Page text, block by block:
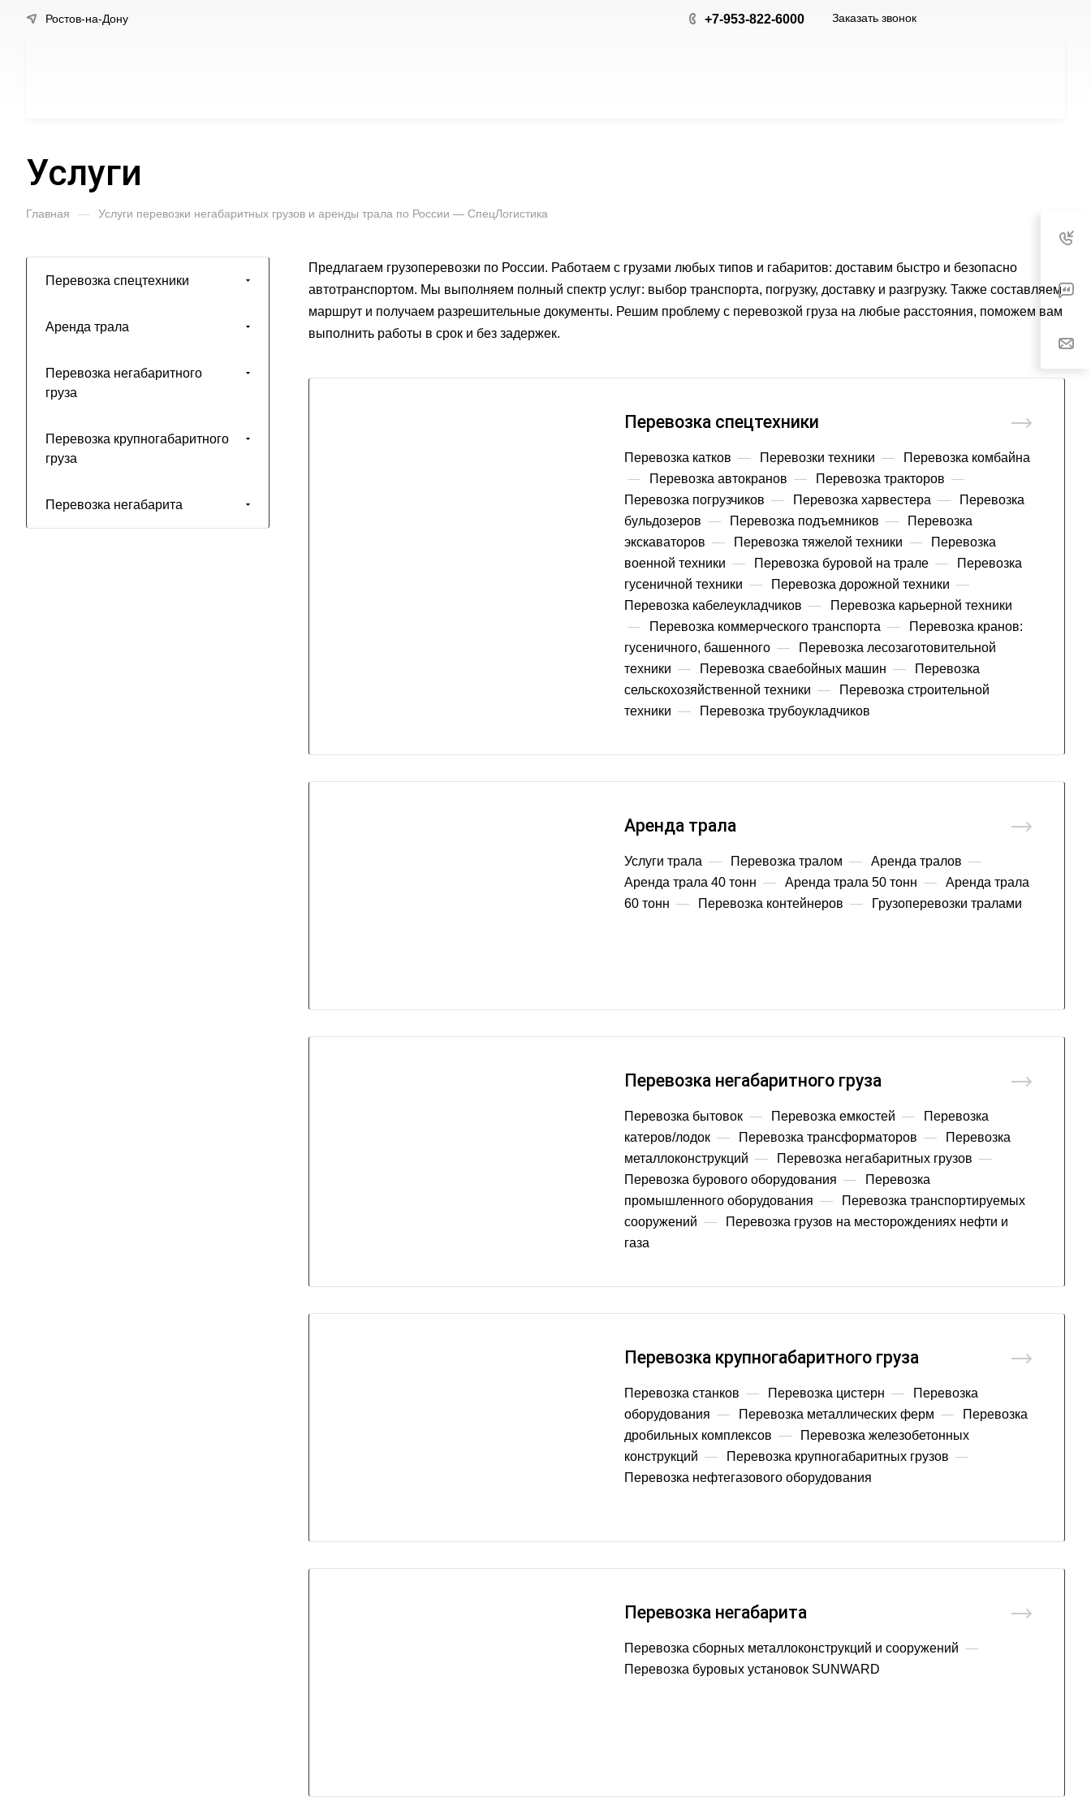
Ростов-на-Дону +7-953-822-6000 Заказать звонок
Услуги
Главная — Услуги перевозки негабаритных грузов и аренды трала по России — СпецЛогистика
Предлагаем грузоперевозки по России. Работаем с грузами любых типов и габаритов: доставим быстро и безопасно
автотранспортом. Мы выполняем полный спектр услуг: выбор транспорта, погрузку, доставку и разгрузку. Также составляем
маршрут и получаем разрешительные документы. Решим проблему с перевозкой груза на любые расстояния, поможем вам
выполнить работы в срок и без задержек.
Перевозка спецтехники
Перевозка катков — Перевозки техники —
Перевозка комбайна
—
Перевозка автокранов — Перевозка тракторов —
Перевозка погрузчиков — Перевозка харвестера —
Перевозка
бульдозеров — Перевозка подъемников —
Перевозка
экскаваторов — Перевозка тяжелой техники —
Перевозка
военной техники — Перевозка буровой на трале —
Перевозка
гусеничной техники — Перевозка дорожной техники —
Перевозка кабелеукладчиков —
Перевозка карьерной техники
—
Перевозка коммерческого транспорта —
Перевозка кранов:
гусеничного, башенного —
Перевозка лесозаготовительной
техники — Перевозка сваебойных машин —
Перевозка
сельскохозяйственной техники —
Перевозка строительной
техники — Перевозка трубоукладчиков
Аренда трала
Услуги трала — Перевозка тралом — Аренда тралов —
Аренда трала 40 тонн — Аренда трала 50 тонн —
Аренда трала
60 тонн — Перевозка контейнеров — Грузоперевозки тралами
Перевозка негабаритного груза
Перевозка бытовок — Перевозка емкостей —
Перевозка
катеров/лодок — Перевозка трансформаторов —
Перевозка
металлоконструкций — Перевозка негабаритных грузов —
Перевозка бурового оборудования —
Перевозка
промышленного оборудования —
Перевозка транспортируемых
сооружений —
Перевозка грузов на месторождениях нефти и
газа
Перевозка крупногабаритного груза
Перевозка станков — Перевозка цистерн —
Перевозка
оборудования — Перевозка металлических ферм —
Перевозка
дробильных комплексов —
Перевозка железобетонных
конструкций — Перевозка крупногабаритных грузов —
Перевозка нефтегазового оборудования
Перевозка негабарита
Перевозка сборных металлоконструкций и сооружений —
Перевозка буровых установок SUNWARD
Перевозка спецтехники
Аренда трала
Перевозка негабаритного
груза
Перевозка крупногабаритного
груза
Перевозка негабарита